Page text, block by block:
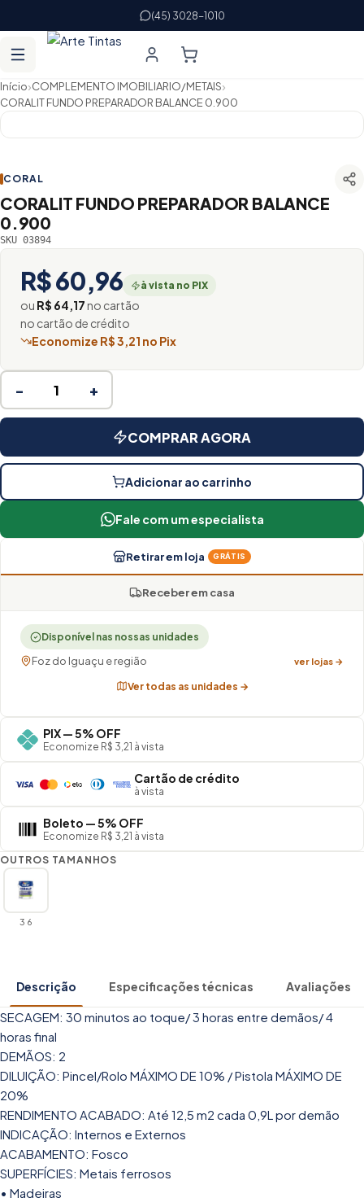
(45) 3028-1010
Início›COMPLEMENTO IMOBILIARIO/METAIS›
CORALIT FUNDO PREPARADOR BALANCE 0.900
CORAL
CORALIT FUNDO PREPARADOR BALANCE
0.900
SKU 03894
R$ 60,96 à vista no PIX
ou R$ 64,17no cartão
no cartão de crédito
Economize R$ 3,21 no Pix
− +
COMPRAR AGORA
Adicionar ao carrinho
Fale com um especialista
Retirar em loja GRÁTIS
Receber em casa
Disponível nas nossas unidades
Foz do Iguaçu e região ver lojas →
Ver todas as unidades →
PIX — 5% OFF
Economize R$ 3,21 à vista
Cartão de crédito
à vista
Boleto — 5% OFF
Economize R$ 3,21 à vista
OUTROS TAMANHOS
3 6
Descrição Especificações técnicas Avaliações
SECAGEM: 30 minutos ao toque/ 3 horas entre demãos/ 4
horas final
DEMÃOS: 2
DILUIÇÃO: Pincel/Rolo MÁXIMO DE 10% / Pistola MÁXIMO DE
20%
RENDIMENTO ACABADO: Até 12,5 m2 cada 0,9L por demão
INDICAÇÃO: Internos e Externos
ACABAMENTO: Fosco
SUPERFÍCIES: Metais ferrosos
• Madeiras